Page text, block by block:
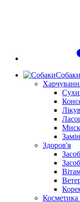
Собаки
Здоров'я
Косметика